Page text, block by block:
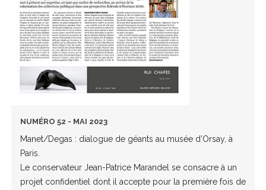
NUMÉRO 52 - MAI 2023
Manet/Degas : dialogue de géants au musée d’Orsay, à
Paris.
Le conservateur Jean-Patrice Marandel se consacre à un
projet confidentiel dont il accepte pour la première fois de